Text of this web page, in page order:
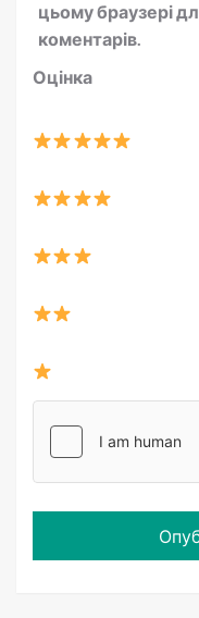
цьому браузері
коментарів.
Оцінка